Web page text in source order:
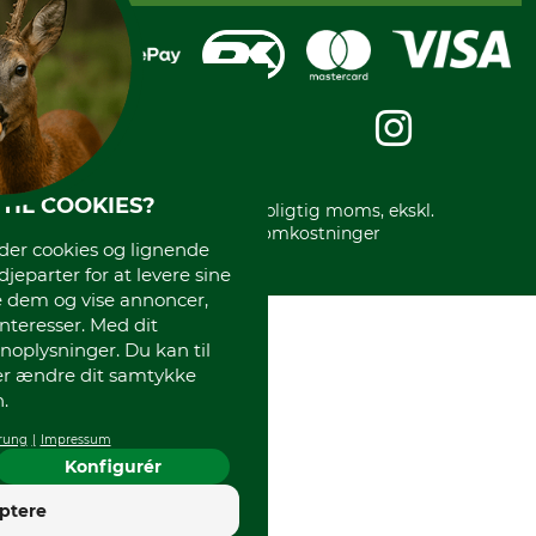
Reklamation
Privatlivspolitik
Handelsbetingelser
Impressum
Gratis returlabel
Mobile Pay
Kreditkort
Karriere
Messe datoer
Om os
International
* Alle priser inkl. lovpligtig moms, ekskl.
forsendelsesomkostninger
COOKIES?
cookies og lignende
for at levere sine
og vise annoncer,
Med dit
Du kan til
ændre dit samtykke
Impressum
Konfigurér